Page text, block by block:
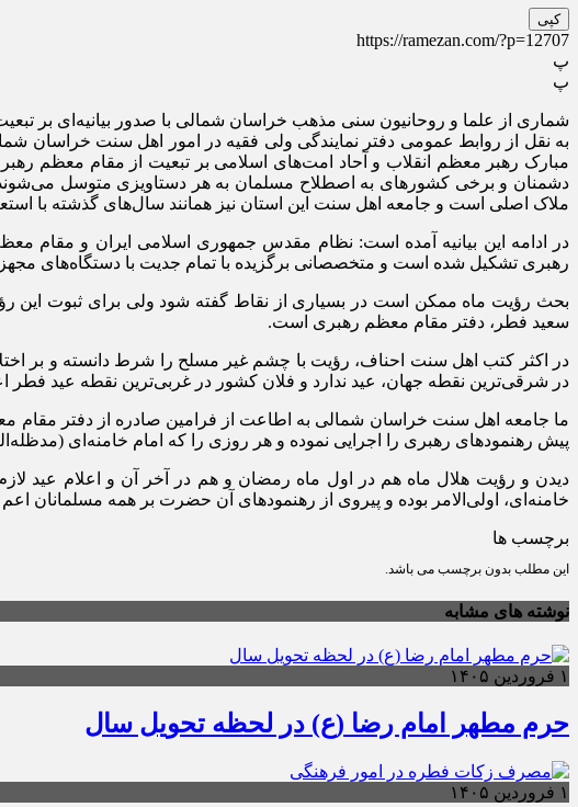
کپی
https://ramezan.com/?p=12707
پ
پ
شماری از علما و روحانیون سنی مذهب خراسان شمالی با صدور بیانیه‌ای بر
به نقل از روابط عمومی دفتر نمایندگی ولی فقیه در امور اهل سنت خراسان
مبارک رهبر معظم انقلاب و آحاد امت‌های اسلامی بر تبعیت از مقام معظم
دشمنان و برخی کشورهای به اصطلاح مسلمان به هر دستاویزی متوسل می‌شوند
ملاک اصلی است و جامعه اهل سنت این استان نیز همانند سال‌های گذشته با
در ادامه این بیانیه آمده است: نظام مقدس جمهوری اسلامی ایران و مقام
رهبری تشکیل شده است و متخصصانی برگزیده با تمام جدیت با دستگاه‌های
بحث رؤیت ماه ممکن است در بسیاری از نقاط گفته شود ولی برای ثبوت این
سعید فطر، دفتر مقام معظم رهبری است.
در اکثر کتب اهل سنت احناف، رؤیت با چشم غیر مسلح را شرط دانسته و بر
در شرقی‌ترین نقطه جهان، عید ندارد و فلان کشور در غربی‌ترین نقطه عید فطر
ما جامعه اهل سنت خراسان شمالی به اطاعت از فرامین صادره از دفتر مقام
پیش رهنمودهای رهبری را اجرایی نموده و هر روزی را که امام خامنه‌ای
دیدن و رؤیت هلال ماه هم در اول ماه رمضان و هم در آخر آن و اعلام عید
خامنه‌ای، اولی‌الامر بوده و پیروی از رهنمودهای آن حضرت بر همه
برچسب ها
این مطلب بدون برچسب می باشد.
نوشته های مشابه
۱ فروردین ۱۴۰۵
حرم مطهر امام رضا (ع) در لحظه تحویل سال
۱ فروردین ۱۴۰۵